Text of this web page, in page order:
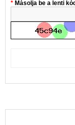
Másolja be a lenti